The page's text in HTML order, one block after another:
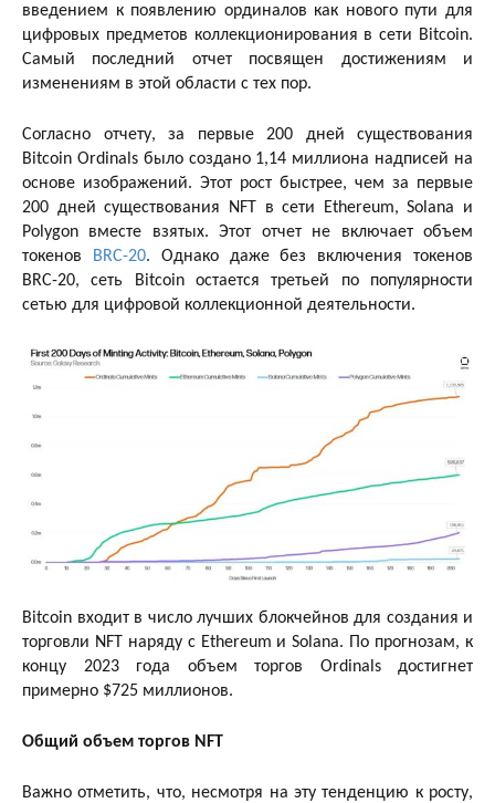
введением к появлению ординалов как нового пути для
цифровых предметов коллекционирования в сети Bitcoin.
Самый последний отчет посвящен достижениям и
изменениям в этой области с тех пор.
Согласно отчету, за первые 200 дней существования
Bitcoin Ordinals было создано 1,14 миллиона надписей на
основе изображений. Этот рост быстрее, чем за первые
200 дней существования NFT в сети Ethereum, Solana и
Polygon вместе взятых. Этот отчет не включает объем
токенов
BRC-20. Однако даже без включения токенов
BRC-20, сеть Bitcoin остается третьей по популярности
сетью для цифровой коллекционной деятельности.
Bitcoin входит в число лучших блокчейнов для создания и
торговли NFT наряду с Ethereum и Solana. По прогнозам, к
концу 2023 года объем торгов Ordinals достигнет
примерно $725 миллионов.
Общий объем торгов NFT
Важно отметить, что, несмотря на эту тенденцию к росту,